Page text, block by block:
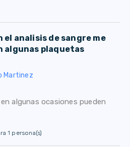
el analisis de sangre me
algunas plaquetas
Martinez
algunas ocasiones pueden
1 persona(s)